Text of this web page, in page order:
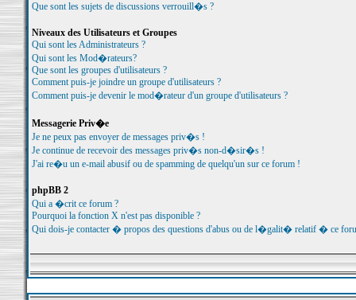
Que sont les sujets de discussions verrouill�s ?
Niveaux des Utilisateurs et Groupes
Qui sont les Administrateurs ?
Qui sont les Mod�rateurs?
Que sont les groupes d'utilisateurs ?
Comment puis-je joindre un groupe d'utilisateurs ?
Comment puis-je devenir le mod�rateur d'un groupe d'utilisateurs ?
Messagerie Priv�e
Je ne peux pas envoyer de messages priv�s !
Je continue de recevoir des messages priv�s non-d�sir�s !
J'ai re�u un e-mail abusif ou de spamming de quelqu'un sur ce forum !
phpBB 2
Qui a �crit ce forum ?
Pourquoi la fonction X n'est pas disponible ?
Qui dois-je contacter � propos des questions d'abus ou de l�galit� relatif � ce